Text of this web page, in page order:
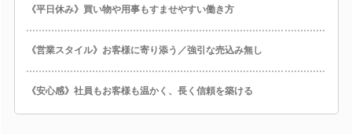
《平日休み》買い物や用事もすませやすい働き方
《営業スタイル》お客様に寄り添う／強引な売込み無し
《安心感》社員もお客様も温かく、長く信頼を築ける